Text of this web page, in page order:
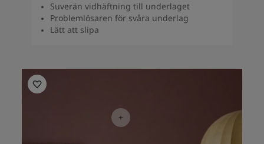
Suverän vidhäftning till underlaget
Problemlösaren för svåra underlag
Lätt att slipa
Inspiration till vardagrummet